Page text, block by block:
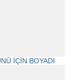
İÇİN BOYADI